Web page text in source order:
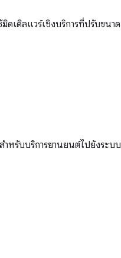
ดเดิลแวร์เชิงบริการที่ปรับขนาด
หรับบริการยานยนต์ไปยังระบบ